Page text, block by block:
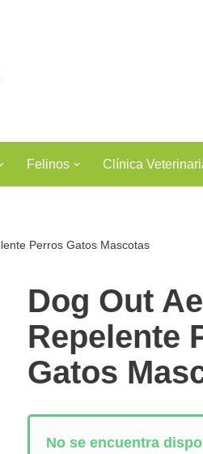
Felinos Clínica
Perros Gatos Mascotas
Dog Out
Repelente
Gatos
No se encuentra